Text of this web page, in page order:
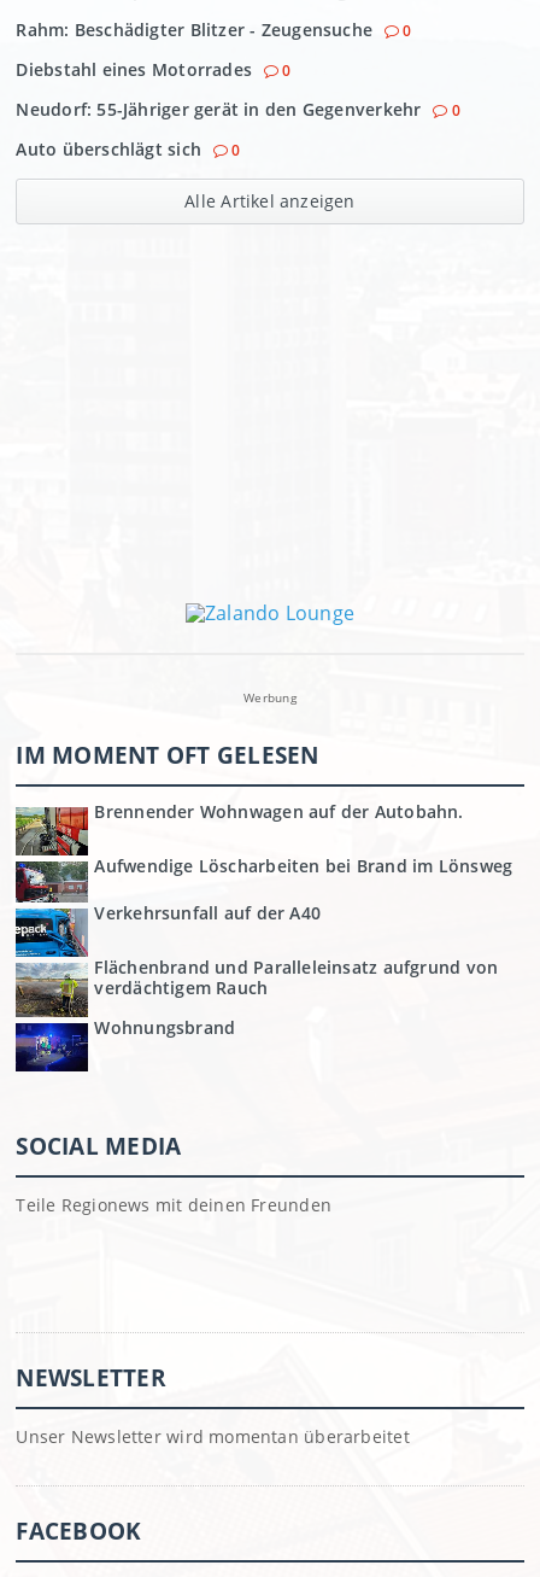
Rahm: Beschädigter Blitzer - Zeugensuche 0
Diebstahl eines Motorrades 0
Neudorf: 55-Jähriger gerät in den Gegenverkehr 0
Auto überschlägt sich 0
Alle Artikel anzeigen
Werbung
IM MOMENT OFT GELESEN
Brennender Wohnwagen auf der Autobahn.
Aufwendige Löscharbeiten bei Brand im Lönsweg
Verkehrsunfall auf der A40
Flächenbrand und Paralleleinsatz aufgrund von
verdächtigem Rauch
Wohnungsbrand
SOCIAL MEDIA
Teile Regionews mit deinen Freunden
NEWSLETTER
Unser Newsletter wird momentan überarbeitet
FACEBOOK